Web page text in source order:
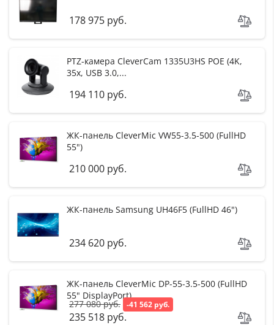
178 975 руб.
PTZ-камера CleverCam 1335U3HS POE (4K,
35x, USB 3.0,...
194 110 руб.
ЖК-панель CleverMic VW55-3.5-500 (FullHD
55")
210 000 руб.
ЖК-панель Samsung UH46F5 (FullHD 46")
234 620 руб.
ЖК-панель CleverMic DP-55-3.5-500 (FullHD
55" DisplayPort)
277 080 руб. -41 562 руб.
235 518 руб.